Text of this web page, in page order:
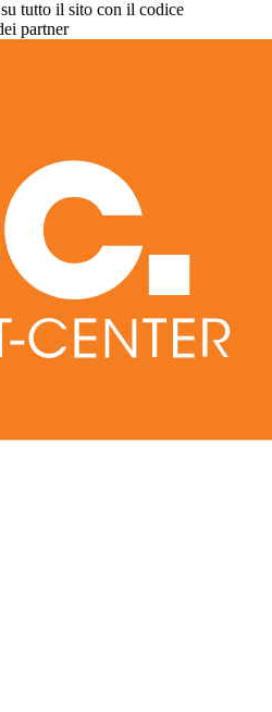
tutto il sito con il codice
partner